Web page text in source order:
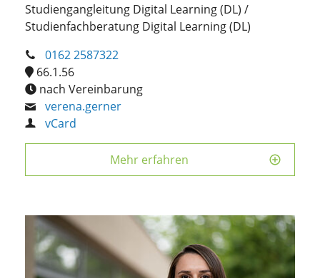
Studiengangleitung Digital Learning (DL) /
Studienfachberatung Digital Learning (DL)
0162 2587322
66.1.56
nach Vereinbarung
verena.gerner
vCard
Mehr erfahren